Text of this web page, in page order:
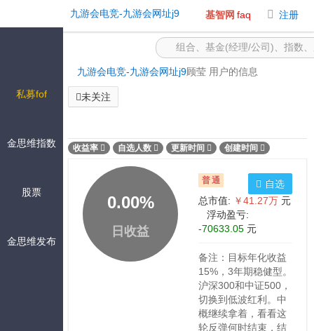
公开组合 -九游会电竞
私募fof
金思维指数
股票
金思维发布
九游会电竞-九游会网址j9 基智网 faq 注册
九游会电竞-九游会网址j9顾莹 用户的信息
未关注
收益率 自选人数 更新时间 创建时间
0.00%
日收益
普通
总市值: ￥41.27万 元
浮动盈亏:
-70633.05 元
备注：目标年化收益
15%，3年期稳健型。
沪深300和中证500，
切换到低波红利。中
概继续拿着，看看这
轮反弹何时结束，结
自选